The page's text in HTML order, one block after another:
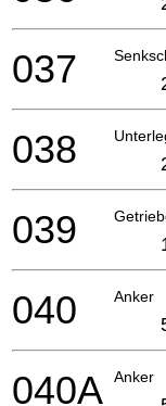
037
038
039
Anker
040
Anker
040A